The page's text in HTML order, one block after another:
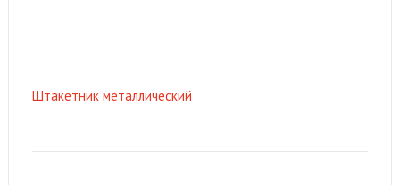
Штакетник металлический